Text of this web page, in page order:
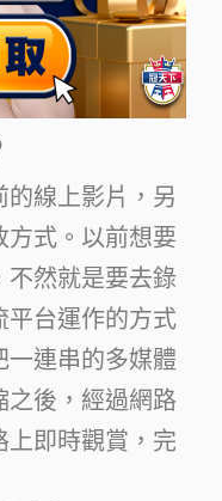
的線上影片，另
方式。以前想要
不然就是要去錄
平台運作的方式
一連串的多媒體
之後，經過網路
上即時觀賞，完